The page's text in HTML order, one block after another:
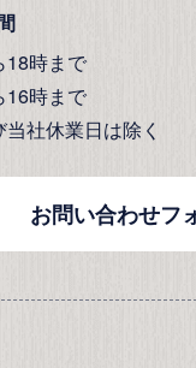
18時まで
16時まで
社休業日は除く
お問い合わせフ